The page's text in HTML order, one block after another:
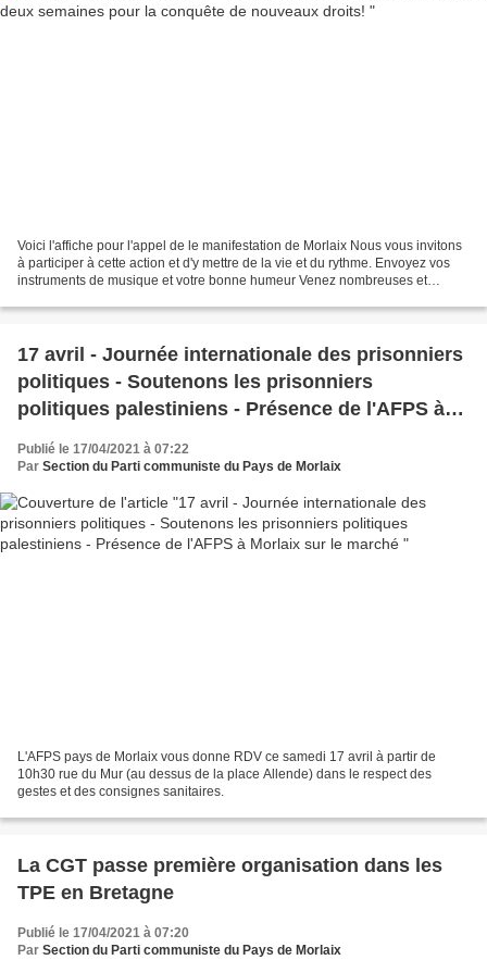
Voici l'affiche pour l'appel de le manifestation de Morlaix Nous vous invitons
à participer à cette action et d'y mettre de la vie et du rythme. Envoyez vos
instruments de musique et votre bonne humeur Venez nombreuses et
17 avril - Journée internationale des prisonniers
politiques - Soutenons les prisonniers
politiques palestiniens - Présence de l'AFPS à
Publié le 17/04/2021 à 07:22
Par Section du Parti communiste du Pays de Morlaix
L'AFPS pays de Morlaix vous donne RDV ce samedi 17 avril à partir de
10h30 rue du Mur (au dessus de la place Allende) dans le respect des
gestes et des consignes sanitaires.
La CGT passe première organisation dans les
TPE en Bretagne
Publié le 17/04/2021 à 07:20
Par Section du Parti communiste du Pays de Morlaix